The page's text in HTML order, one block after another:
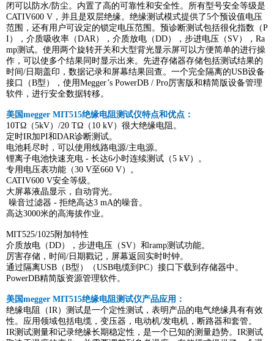
闭可以防水/防尘。内置了高的可靠性和安全性。所有型号安全等级是
CATIV600 V，并且是双层绝缘。绝缘测试模式提供了5个预设值电压
范围，还有用户可设定的锁定电压范围。预诊断测试包括很化指数（P
I），介质吸收率（DAR），介质放电（DD），步进电压（SV），Ra
mp测试。使用两个旋转开关和大型背光显示屏可以方便简单的进行操
作，可以使多个结果同时显示出来。先进存储器存储包括测试结果的
时间/日期盖印，数据记录和屏幕结果回查。一个完全隔离的USB设备
接口（B型），使用Megger’s PowerDB / Pro厉害版和精简版设备管理
软件，进行安全数据转移。
美国megger MIT515绝缘电阻测试仪特点和优点：
10TΩ（5kV）/20 TΩ（10 kV）很大绝缘电阻。
定时IR加PI和DAR诊断测试。
电池耗尽时，可以使用线路电源/主电源。
锂离子电池快速充电 - 长达6小时连续测试（5 kV）。
专用电压表功能（30 V至660 V）。
CATIV600 V安全等级。
大屏幕液晶显示，自动背光。
噪音过滤器 - 拒绝高达3 mA的噪音。
高达3000米的高海拔作业。
MIT525/1025附加特性
介质放电（DD），步进电压（SV）和ramp测试功能。
厉害存储，时间/日期戳记，屏幕返回实时时钟。
通过隔离USB（B型）（USB电缆到PC）接口下载到存储器中。
PowerDB精简版资源管理软件。
美国megger MIT515绝缘电阻测试仪产品应用：
绝缘电阻（IR）测试是一个定性测试，表明产品的电气绝缘具有有效
性。应用领域包括电缆，变压器，电动机/发电机，断路器和套管。
IR测试测量和记录绝缘长期稳定性，是一个已知的测量趋势。IR测试